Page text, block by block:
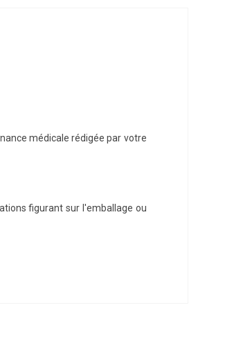
médicale rédigée par votre
figurant sur l'emballage ou